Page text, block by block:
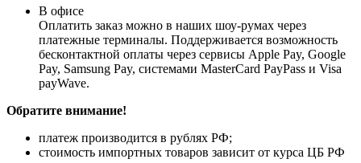
В офисе
Оплатить заказ можно в наших шоу-румах через
платежные терминалы. Поддерживается возможность
бесконтактной оплаты через сервисы Apple Pay, Google
Pay, Samsung Pay, системами MasterCard PayPass и Visa
payWave.
Обратите внимание!
платеж производится в рублях РФ;
стоимость импортных товаров зависит от курса ЦБ РФ